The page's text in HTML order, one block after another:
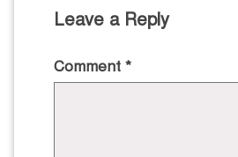
Leave a Reply
Comment *